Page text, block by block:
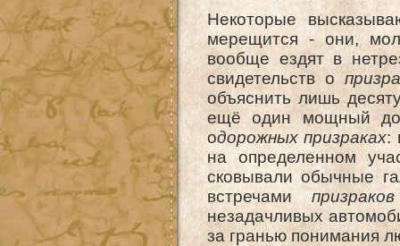
Некоторые
мерещится - они,
вообще ездят в
свидетельств о
объяснить лишь
ещё один мощный
одорожных призраках:
на определенном
сковывали обычные
встречами
незадачливых
за гранью понимания